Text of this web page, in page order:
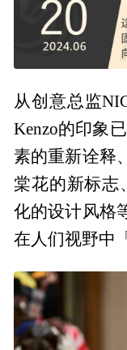
从创意总监
Kenzo的印象
素的重新诠释
棠花的新标志
化的设计风格
在人们视野中